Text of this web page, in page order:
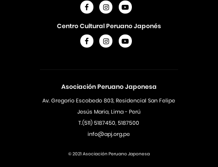
Asociación Peruano Japonesa
Av. Gregorio Escobedo 803, Residencial San Felipe
Jesús Maria, Lima - Perú
T.(511) 5187450, 5187500
info@apj.org.pe
Centro Cultural Peruano Japonés
© 2021 Asociación Peruano Japonesa